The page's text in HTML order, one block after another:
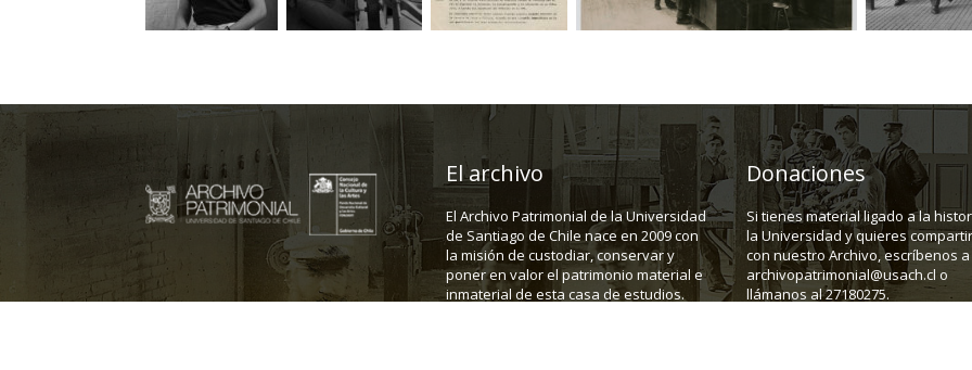
El archivo
El Archivo Patrimonial de la Universidad
de Santiago de Chile nace en 2009 con
la misión de custodiar, conservar y
poner en valor el patrimonio material e
inmaterial de esta casa de estudios.
Donaciones
Si tienes material ligado a la
la Universidad y quieres
con nuestro Archivo, escríbenos a
archivopatrimonial@usach.cl o
llámanos al 27180275.